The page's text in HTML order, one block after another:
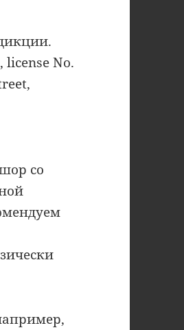
license No.
со